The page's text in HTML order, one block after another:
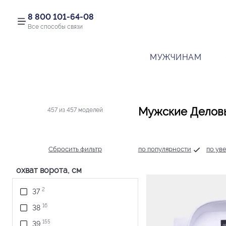
8 800 101-64-08
Все способы связи
МУЖЧИНАМ
457 из 457 моделей
Сбросить фильтр
охват ворота, см
37 2
38 16
39 155
Мужские
по популярности по